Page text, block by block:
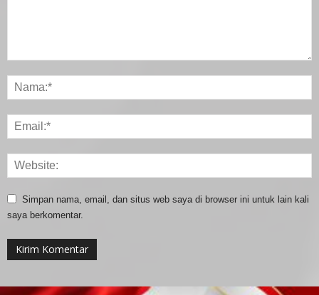
Simpan nama, email, dan situs web saya di browser ini untuk lain kali
saya berkomentar.